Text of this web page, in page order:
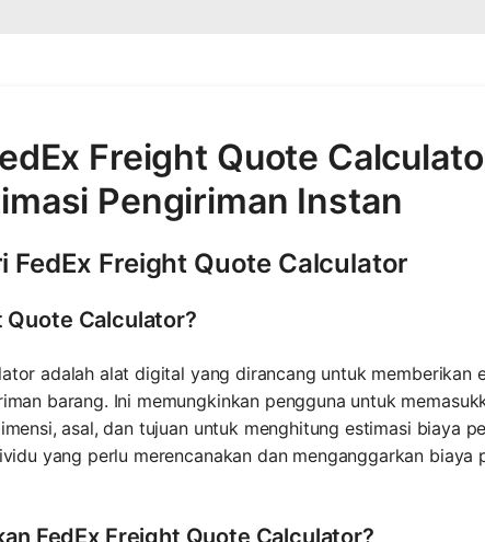
Freight Quote
Pengiriman Instan
FedEx Freight Quote Calculator
Quote Calculator?
adalah alat digital yang dirancang untuk memberikan
barang. Ini memungkinkan pengguna untuk
asal, dan tujuan untuk menghitung estimasi biaya
yang perlu merencanakan dan menganggarkan biaya
FedEx Freight Quote Calculator?